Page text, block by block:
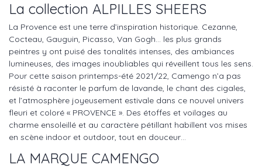
La collection ALPILLES SHEERS
La Provence est une terre d’inspiration historique. Cezanne,
Cocteau, Gauguin, Picasso, Van Gogh… les plus grands
peintres y ont puisé des tonalités intenses, des ambiances
lumineuses, des images inoubliables qui réveillent tous les sens.
Pour cette saison printemps-été 2021/22, Camengo n’a pas
résisté à raconter le parfum de lavande, le chant des cigales,
et l’atmosphère joyeusement estivale dans ce nouvel univers
fleuri et coloré « PROVENCE ». Des étoffes et voilages au
charme ensoleillé et au caractère pétillant habillent vos mises
en scène indoor et outdoor, tout en douceur…
LA MARQUE CAMENGO